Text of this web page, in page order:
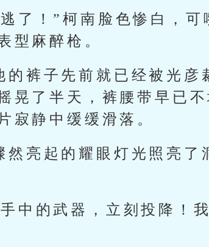
了！”柯南脸色惨白，可
型麻醉枪。
裤子先前就已经被光彦
晃了半天，裤腰带早已
寂静中缓缓滑落。
亮起的耀眼灯光照亮了
中的武器，立刻投降！